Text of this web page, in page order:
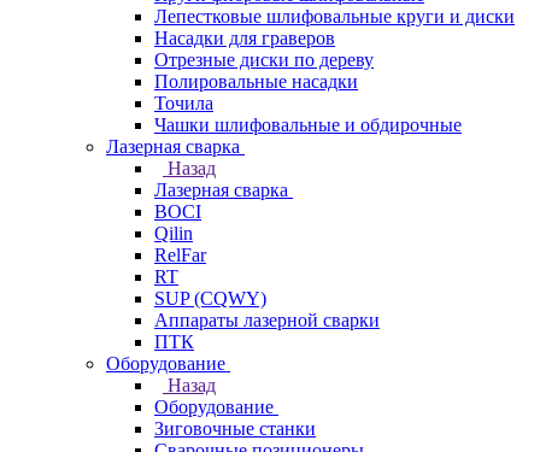
Лепестковые шлифовальные круги и диски
Насадки для граверов
Отрезные диски по дереву
Полировальные насадки
Точила
Чашки шлифовальные и обдирочные
Лазерная сварка
Назад
Лазерная сварка
BOCI
Qilin
RelFar
RT
SUP (CQWY)
Аппараты лазерной сварки
ПТК
Оборудование
Назад
Оборудование
Зиговочные станки